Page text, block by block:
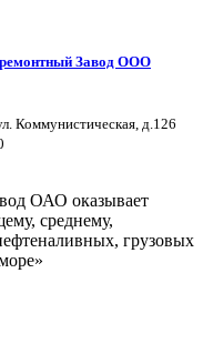
Завод ООО
Коммунистическая, д.126
ОАО оказывает
среднему,
грузовых